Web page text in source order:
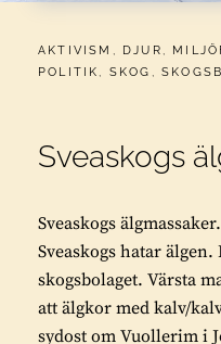
CATEGORIES:
AKTIVISM , DJUR ,
POLITIK , SKOG ,
Sveaskogs
Sveaskogs
Sveaskogs hatar
skogsbolaget. Värsta
att älgkor med kalv/
sydost om Vuollerim i